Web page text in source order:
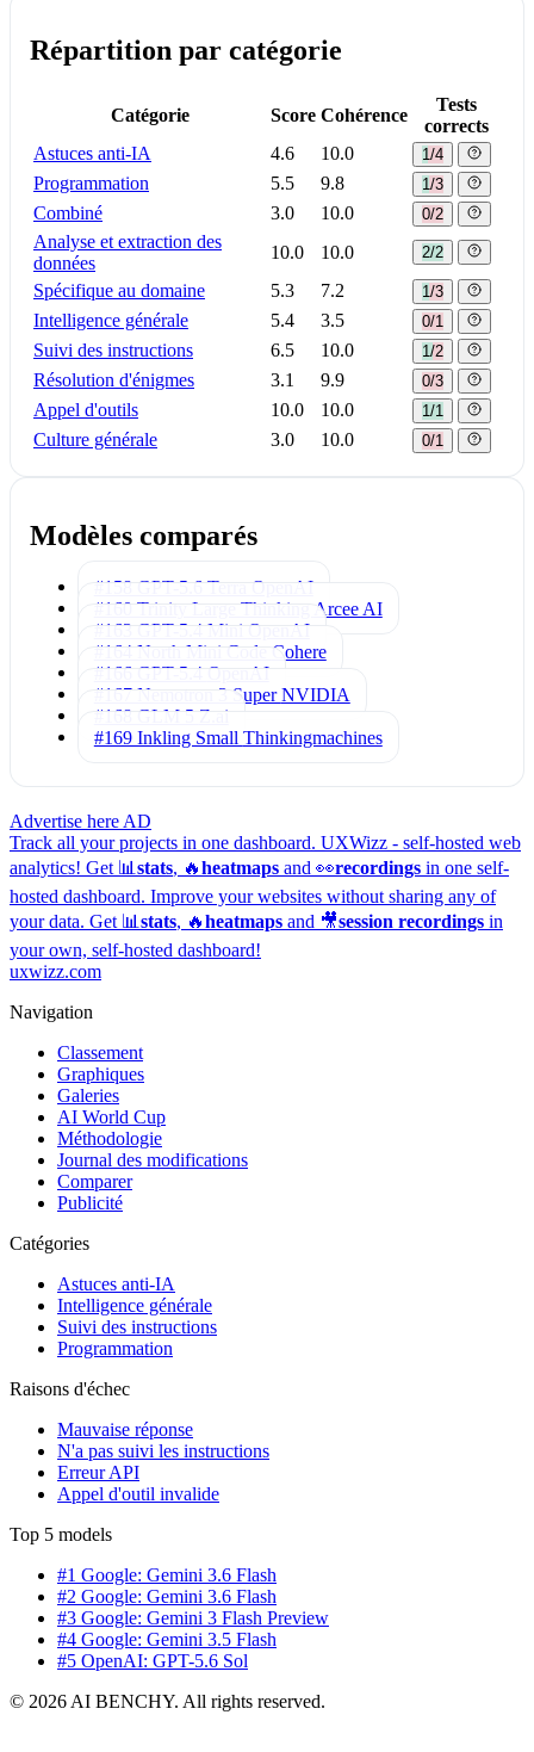
Répartition par catégorie
Catégorie Score Cohérence
Tests
corrects
Astuces anti-IA
4.6 10.0 1/4
Programmation 5.5 9.8 1/3
Combiné 3.0 10.0 0/2
Analyse et extraction des
données
10.0 10.0 2/2
Spécifique au domaine 5.3 7.2 1/3
Intelligence générale 5.4 3.5 0/1
Suivi des instructions 6.5 10.0 1/2
Résolution d'énigmes 3.1 9.9 0/3
Appel d'outils 10.0 10.0 1/1
Culture générale 3.0 10.0 0/1
Modèles comparés
#158 GPT-5.6 Terra
OpenAI
#160 Trinity Large Thinking
Arcee AI
#163 GPT-5.4 Mini OpenAI
#164 North Mini Code
Cohere
#166 GPT-5.4 OpenAI
#167 Nemotron 3 SuperNVIDIA
#168 GLM 5 Z.ai
#169 Inkling Small Thinkingmachines
Advertise here AD
Track all your projects in one dashboard. UXWizz - self-hosted web
analytics! Get 📊 stats, 🔥heatmaps and 👀recordings in one self-
hosted dashboard. Improve your websites without sharing any of
your data. Get 📊 stats, 🔥heatmaps and 🎥session recordings in
your own, self-hosted dashboard!
uxwizz.com
Navigation
Classement
Graphiques
Galeries
AI World Cup
Méthodologie
Journal des modifications
Comparer
Publicité
Catégories
Astuces anti-IA
Intelligence générale
Suivi des instructions
Programmation
Raisons d'échec
Mauvaise réponse
N'a pas suivi les instructions
Erreur API
Appel d'outil invalide
Top 5 models
#1 Google: Gemini 3.6 Flash
#2 Google: Gemini 3.6 Flash
#3 Google: Gemini 3 Flash Preview
#4 Google: Gemini 3.5 Flash
#5 OpenAI: GPT-5.6 Sol
© 2026 AI BENCHY. All rights reserved.